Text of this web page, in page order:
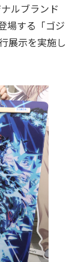
ルブランド
場する「ゴジ
展示を実施し